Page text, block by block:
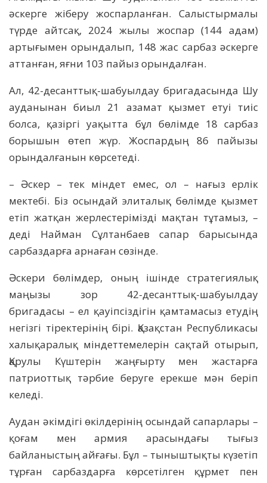
әскерге жіберу жоспарланған. Салыстырмалы
түрде айтсақ, 2024 жылы жоспар (144 адам)
артығымен орындалып, 148 жас сарбаз әскерге
аттанған, яғни 103 пайыз орындалған.
Ал, 42-десанттық-шабуылдау бригадасында Шу
ауданынан биыл 21 азамат қызмет етуі тиіс
болса, қазіргі уақытта бұл бөлімде 18 сарбаз
борышын өтеп жүр. Жоспардың 86 пайызы
орындалғанын көрсетеді.
– Әскер – тек міндет емес, ол – нағыз ерлік
мектебі. Біз осындай элиталық бөлімде қызмет
етіп жатқан жерлестерімізді мақтан тұтамыз, –
деді Найман Сұлтанбаев сапар барысында
сарбаздарға арнаған сөзінде.
Әскери бөлімдер, оның ішінде стратегиялық
маңызы зор 42-десанттық-шабуылдау
бригадасы – ел қауіпсіздігін қамтамасыз етудің
негізгі тіректерінің бірі. Қазақстан Республикасы
халықаралық міндеттемелерін сақтай отырып,
Қарулы Күштерін жаңғырту мен жастарға
патриоттық тәрбие беруге ерекше мән беріп
келеді.
Аудан әкімдігі өкілдерінің осындай сапарлары –
қоғам мен армия арасындағы тығыз
байланыстың айғағы. Бұл – тыныштықты күзетіп
тұрған сарбаздарға көрсетілген құрмет пен